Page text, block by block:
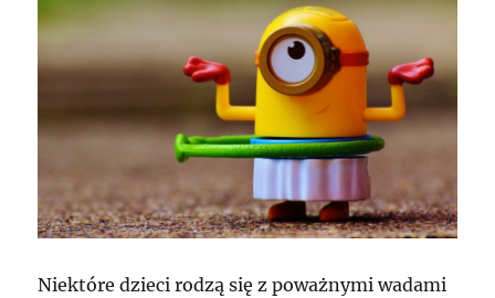
Niektóre dzieci rodzą się z poważnymi wadami